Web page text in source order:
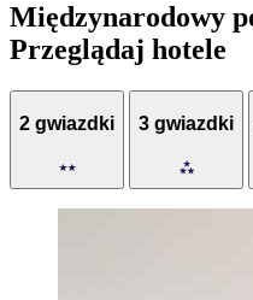
Międzynarodowy
Przeglądaj hotele
2 gwiazdki 3 gwiazdki